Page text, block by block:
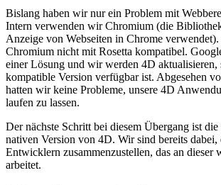
Bislang haben wir nur ein Problem mit
Intern verwenden wir Chromium (die
Anzeige von Webseiten in Chrome
Chromium nicht mit Rosetta kompatibel.
einer Lösung und wir werden 4D aktualisieren,
kompatible Version verfügbar ist. Abgesehen
hatten wir keine Probleme, unsere 4D
laufen zu lassen.
Der nächste Schritt bei diesem Übergang ist
nativen Version von 4D. Wir sind bereits dabei,
Entwicklern zusammenzustellen, das an dieser
arbeitet.